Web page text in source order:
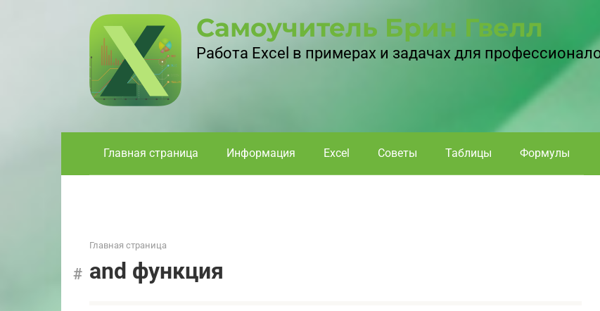
Самоучитель Брин Гвелл
Работа Excel в примерах и задачах для
Главная страница Информация Excel Советы Таблицы Формулы
Главная страница
and функция